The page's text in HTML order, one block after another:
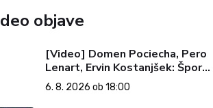
objave
[Video] Domen Pociecha, Pero
Lenart, Ervin Kostanjšek: Šport
specialcev (Vroča tema, 6. 8.
2026)
6. 8. 2026 ob 18:00